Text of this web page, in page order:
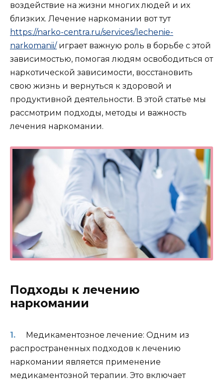
воздействие на жизни многих людей и их
близких. Лечение наркомании вот тут
https://narko-centra.ru/services/lechenie-
narkomanii/играет важную роль в борьбе с этой
зависимостью, помогая людям освободиться от
наркотической зависимости, восстановить
свою жизнь и вернуться к здоровой и
продуктивной деятельности. В этой статье мы
рассмотрим подходы, методы и важность
лечения наркомании.
Подходы к лечению
наркомании
Медикаментозное лечение: Одним из
распространенных подходов к лечению
наркомании является применение
медикаментозной терапии. Это включает